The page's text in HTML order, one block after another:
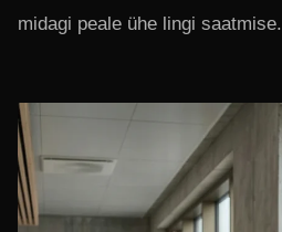
midagi peale ühe lingi saatmise.